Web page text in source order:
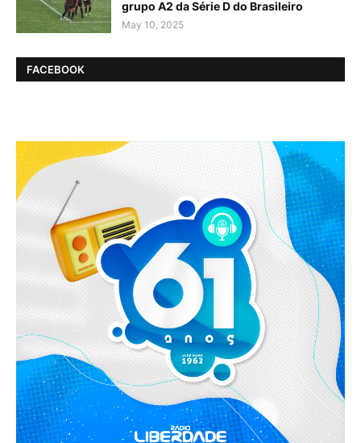
grupo A2 da Série D do Brasileiro
May 10, 2025
FACEBOOK